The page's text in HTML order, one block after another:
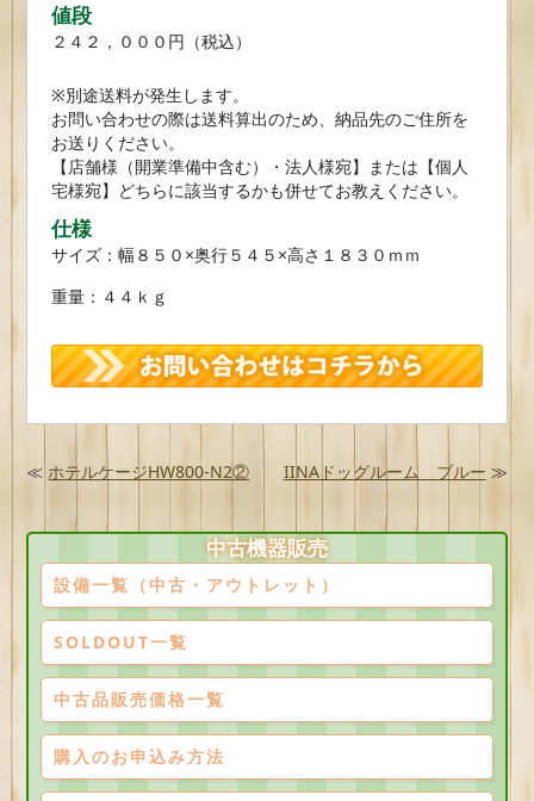
値段
２４２，０００円（税込）
※別途送料が発生します。
お問い合わせの際は送料算出のため、納品先のご住所を
お送りください。
【店舗様（開業準備中含む）・法人様宛】または【個人
宅様宛】どちらに該当するかも併せてお教えください。
仕様
サイズ：幅８５０×奥行５４５×高さ１８３０ｍｍ
重量：４４ｋｇ
≪️ホテルケージHW800-N2② IINAドッグルーム ブルー ≫
中古機器販売
設備一覧（中古・アウトレット）
SOLDOUT一覧
中古品販売価格一覧
購入のお申込み方法